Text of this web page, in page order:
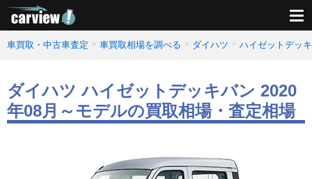
車買取・中古車査定 車買取相場を調べる ダイハツ ハイゼットデッ
ダイハツ ハイゼットデッキバン 2020
年08月～モデルの買取相場・査定相場